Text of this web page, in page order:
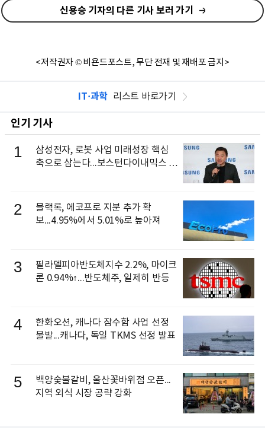
신용승 기자의 다른 기사 보러 가기
<저작권자 © 비욘드포스트, 무단 전재 및 재배포 금지>
IT·과학 리스트 바로가기
인기 기사
1
삼성전자, 로봇 사업 미래성장 핵심
축으로 삼는다...보스턴다이내믹스 출
2
블랙록, 에코프로 지분 추가 확
보...4.95%에서 5.01%로 높아져
3
필라델피아반도체지수 2.2%, 마이크
론 0.94%↑...반도체주, 일제히 반등
4
한화오션, 캐나다 잠수함 사업 선정
불발...캐나다, 독일 TKMS 선정 발표
5
백양숯불갈비, 울산꽃바위점 오픈...
지역 외식 시장 공략 강화